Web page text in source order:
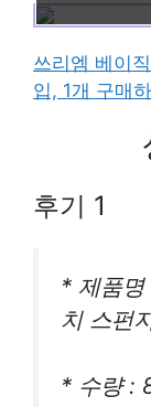
쓰리엠 베이
입, 1개 구매
후기 1
* 제품명
치 스펀
* 수량 :